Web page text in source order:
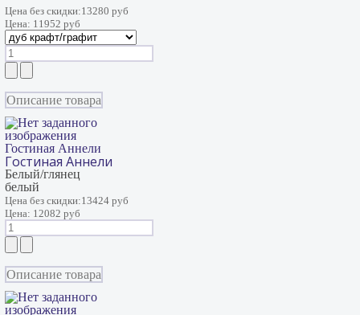
Цена без скидки:13280 руб
Цена: 11952 руб
Описание товара
Гостиная Аннели
Гостиная Аннели
Белый/глянец
белый
Цена без скидки:13424 руб
Цена: 12082 руб
Описание товара